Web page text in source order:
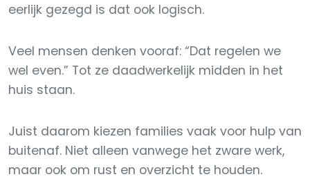
eerlijk gezegd is dat ook logisch.
Veel mensen denken vooraf: “Dat regelen we
wel even.” Tot ze daadwerkelijk midden in het
huis staan.
Juist daarom kiezen families vaak voor hulp van
buitenaf. Niet alleen vanwege het zware werk,
maar ook om rust en overzicht te houden.